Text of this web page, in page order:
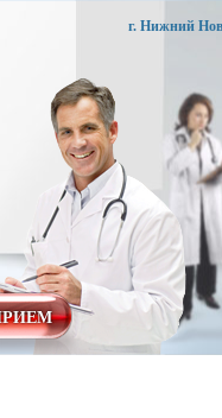
г. Нижний